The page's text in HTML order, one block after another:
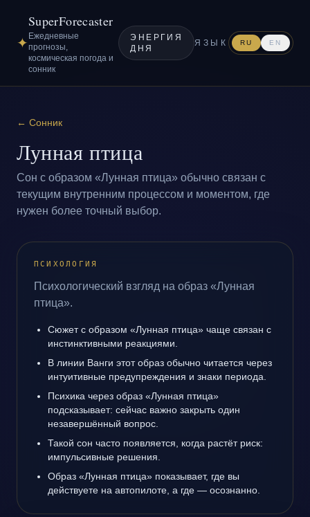
✦
SuperForecaster
Ежедневные
прогнозы,
космическая погода и
сонник
ЭНЕРГИЯ
ДНЯ
ЯЗЫК RU EN
← Сонник
Лунная птица
Сон с образом «Лунная птица» обычно связан с
текущим внутренним процессом и моментом, где
нужен более точный выбор.
ПСИХОЛОГИЯ
Психологический взгляд на образ «Лунная
птица».
Сюжет с образом «Лунная птица» чаще связан с
инстинктивными реакциями.
В линии Ванги этот образ обычно читается через
интуитивные предупреждения и знаки периода.
Психика через образ «Лунная птица»
подсказывает: сейчас важно закрыть один
незавершённый вопрос.
Такой сон часто появляется, когда растёт риск:
импульсивные решения.
Образ «Лунная птица» показывает, где вы
действуете на автопилоте, а где — осознанно.